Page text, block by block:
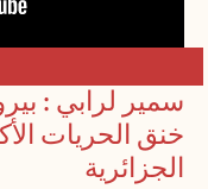
سمير لرابي :
خنق الحريات
الجزائرية